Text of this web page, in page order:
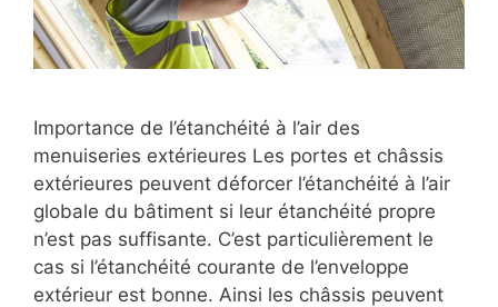
Importance de l’étanchéité à l’air des
menuiseries extérieures Les portes et châssis
extérieures peuvent déforcer l’étanchéité à l’air
globale du bâtiment si leur étanchéité propre
n’est pas suffisante. C’est particulièrement le
cas si l’étanchéité courante de l’enveloppe
extérieur est bonne. Ainsi les châssis peuvent